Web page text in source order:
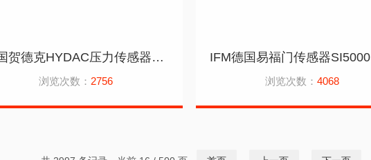
德国贺德克HYDAC压力传感器HDA 4745现货
浏览次数： 2756 浏览次数：4068